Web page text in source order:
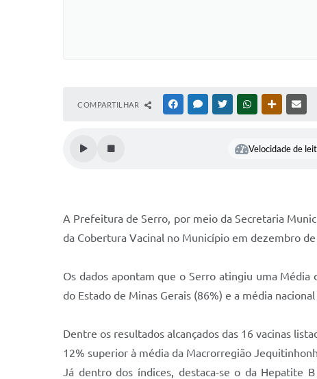
COMPARTILHAR FACEBOOKMESSENGER
TWITTERWHATSAPPOUTRAS
Velocidade de
A Prefeitura de Serro, por meio da Secretaria
da Cobertura Vacinal no Município em dezembro
Os dados apontam que o Serro atingiu uma
do Estado de Minas Gerais (86%) e a média nacional
Dentre os resultados alcançados das 16 vacinas
12% superior à média da Macrorregião
Já dentro dos índices, destaca-se o da Hepatite